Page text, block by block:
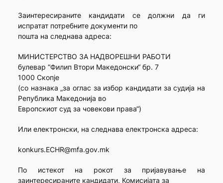
Заинтересираните кандидати се должни да ги
испратат потребните документи по
пошта на следнава адреса:
МИНИСТЕРСТВО ЗА НАДВОРЕШНИ РАБОТИ
булевар “Филип Втори Македонски“ бр. 7
1000 Скопје
(со назнака „за оглас за избор кандидати за судија на
Република Македонија во
Европскиот суд за човекови права“)
Или електронски, на следнава електронска адреса:
konkurs.ECHR@mfa.gov.mk
По истекот на рокот за пријавување на
заинтересираните кандидати, Комисијата за